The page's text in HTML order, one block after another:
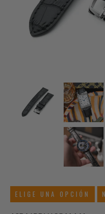
ELIGE UNA OPCIÓN